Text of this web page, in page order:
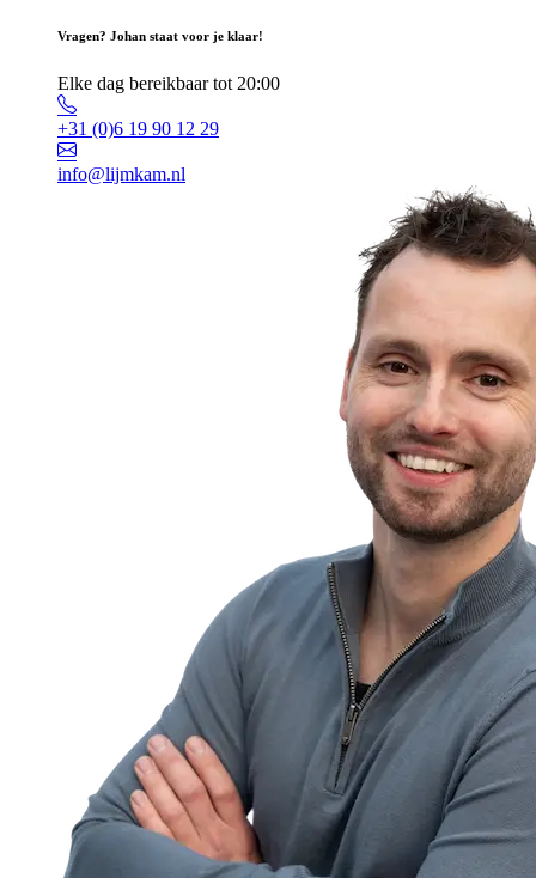
Vragen? Johan staat voor je klaar!
Elke dag bereikbaar tot 20:00
+31 (0)6 19 90 12 29
info@lijmkam.nl